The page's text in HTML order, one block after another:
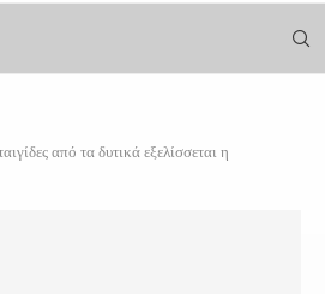
από τα δυτικά εξελίσσεται η